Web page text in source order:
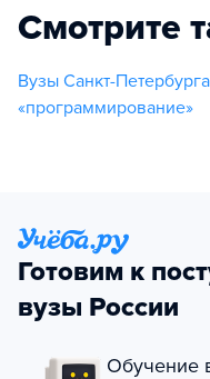
Смотрите
Вузы Санкт-
«программирование»
Готовим к
вузы России
Обучение